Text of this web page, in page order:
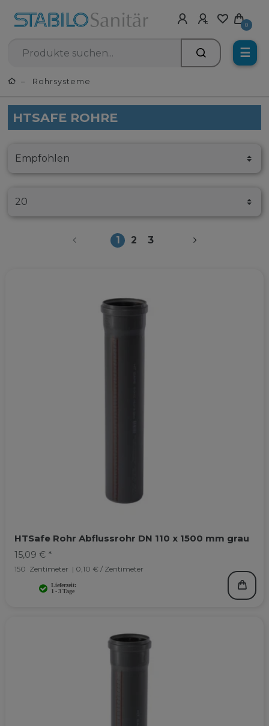
0
☰
Rohrsysteme
HTSAFE ROHRE
1 2 3
HTSafe Rohr Abflussrohr DN 110 x 1500 mm grau
15,09 € *
150 Zentimeter | 0,10 € / Zentimeter